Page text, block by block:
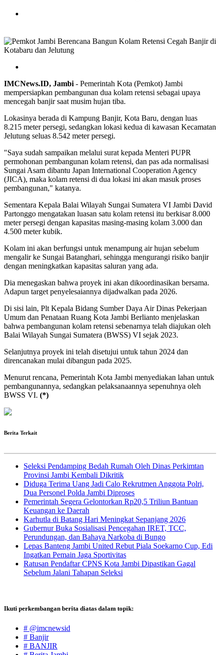
IMCNews.ID, Jambi - Pemerintah Kota (Pemkot) Jambi
mempersiapkan pembangunan dua kolam retensi sebagai upaya
mencegah banjir saat musim hujan tiba.
Lokasinya berada di Kampung Banjir, Kota Baru, dengan luas
8.215 meter persegi, sedangkan lokasi kedua di kawasan Kecamatan
Jelutung seluas 8.542 meter persegi.
"Saya sudah sampaikan melalui surat kepada Menteri PUPR
permohonan pembangunan kolam retensi, dan pas ada normalisasi
Sungai Asam dibantu Japan International Cooperation Agency
(JICA), maka kolam retensi di dua lokasi ini akan masuk proses
pembangunan," katanya.
Sementara Kepala Balai Wilayah Sungai Sumatera VI Jambi David
Partonggo mengatakan luasan satu kolam retensi itu berkisar 8.000
meter persegi dengan kapasitas masing-masing kolam 3.000 dan
4.500 meter kubik.
Kolam ini akan berfungsi untuk menampung air hujan sebelum
mengalir ke Sungai Batanghari, sehingga mengurangi risiko banjir
dengan meningkatkan kapasitas saluran yang ada.
Dia menegaskan bahwa proyek ini akan dikoordinasikan bersama.
Adapun target penyelesaiannya dijadwalkan pada 2026.
Di sisi lain, Plt Kepala Bidang Sumber Daya Air Dinas Pekerjaan
Umum dan Penataan Ruang Kota Jambi Berlianto menjelaskan
bahwa pembangunan kolam retensi sebenarnya telah diajukan oleh
Balai Wilayah Sungai Sumatera (BWSS) VI sejak 2023.
Selanjutnya proyek ini telah disetujui untuk tahun 2024 dan
direncanakan mulai dibangun pada 2025.
Menurut rencana, Pemerintah Kota Jambi menyediakan lahan untuk
pembangunannya, sedangkan pelaksanaannya sepenuhnya oleh
BWSS VI. (*)
Berita Terkait
Seleksi Pendamping Bedah Rumah Oleh Dinas Perkimtan
Provinsi Jambi Kembali Dikritik
Diduga Terima Uang Jadi Calo Rekrutmen Anggota Polri,
Dua Personel Polda Jambi Diproses
Pemerintah Segera Gelontorkan Rp20,5 Triliun Bantuan
Keuangan ke Daerah
Karhutla di Batang Hari Meningkat Sepanjang 2026
Gubernur Buka Sosialisasi Pencegahan IRET, TCC,
Perundungan, dan Bahaya Narkoba di Bungo
Lepas Banteng Jambi United Rebut Piala Soekarno Cup, Edi
Ingatkan Pemain Jaga Sportivitas
Ratusan Pendaftar CPNS Kota Jambi Dipastikan Gagal
Sebelum Jalani Tahapan Seleksi
Ikuti perkembangan berita diatas dalam topik:
# @imcnewsid
# Banjir
# BANJIR